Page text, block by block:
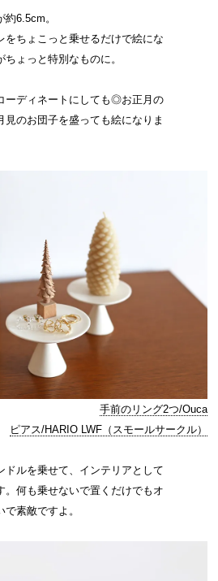
6.5cm。
をちょこっと乗せるだけで絵にな
ょっと特別なものに。
ーディネートにしても◎お正月の
見のお団子を盛っても絵になりま
手前のリング2つ/Ouca
ピアス/HARIO LWF（スモールサークル）
ドルを乗せて、インテリアとして
。何も乗せないで置くだけでもオ
素敵ですよ。